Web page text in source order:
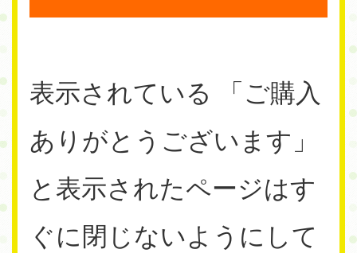
表示されている 「ご購入
ありがとうございます」
と表示されたページはす
ぐに閉じないようにして